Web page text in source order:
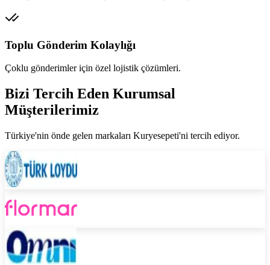
Toplu Gönderim Kolaylığı
Çoklu gönderimler için özel lojistik çözümleri.
Bizi Tercih Eden Kurumsal
Müşterilerimiz
Türkiye'nin önde gelen markaları Kuryesepeti'ni tercih ediyor.